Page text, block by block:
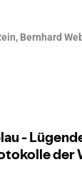
Bern­hard